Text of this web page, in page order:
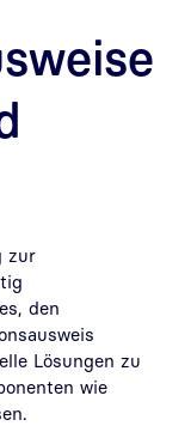
zur
den
Lösungen zu
wie